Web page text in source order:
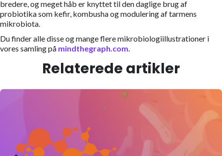
bredere, og meget håb er knyttet til den daglige brug af
probiotika som kefir, kombusha og modulering af tarmens
mikrobiota.
Du finder alle disse og mange flere mikrobiologiillustrationer i
vores samling på mindthegraph.com.
Relaterede artikler